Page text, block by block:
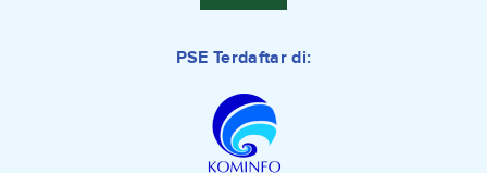
PSE Terdaftar di: